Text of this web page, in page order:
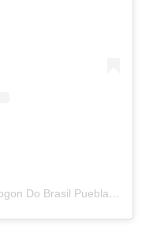
Una publicación compartida de Fogon Do Brasil Puebla (@fogondobrasilpuebla)